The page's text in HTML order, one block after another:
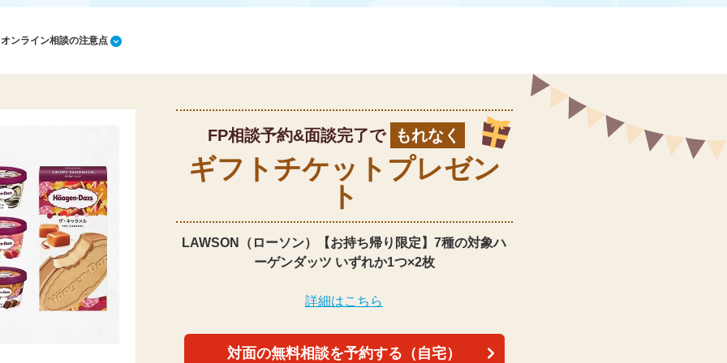
ンライン相談の注意点
FP相談予約&面談完了で もれなく
ギフトチケット プレゼン
ト
LAWSON（ローソン）【お持ち帰り限定】 7種の対象ハ
ーゲンダッツ いずれか1つ×2枚
詳細はこちら
対面の無料相談を予約する（自宅）